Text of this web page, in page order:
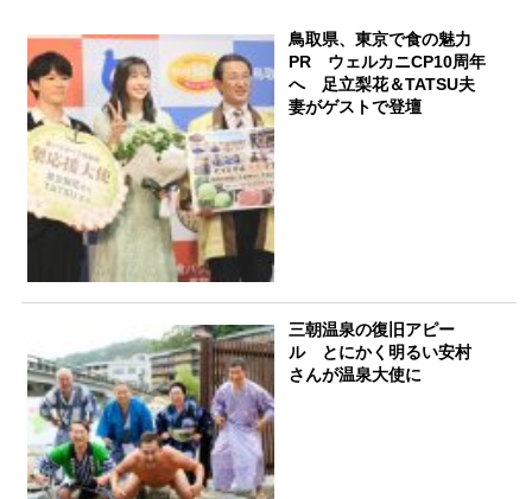
鳥取県、東京で食の魅力
PR ウェルカニCP10周年
へ 足立梨花＆TATSU夫
妻がゲストで登壇
三朝温泉の復旧アピー
ル とにかく明るい安村
さんが温泉大使に